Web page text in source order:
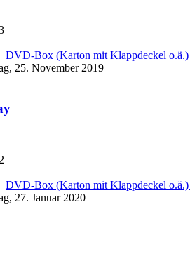
DVD-Box (Karton mit Klappdeckel o.ä.)
25. November 2019
DVD-Box (Karton mit Klappdeckel o.ä.)
27. Januar 2020